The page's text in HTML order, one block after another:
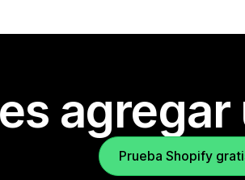
Prueba Shopify